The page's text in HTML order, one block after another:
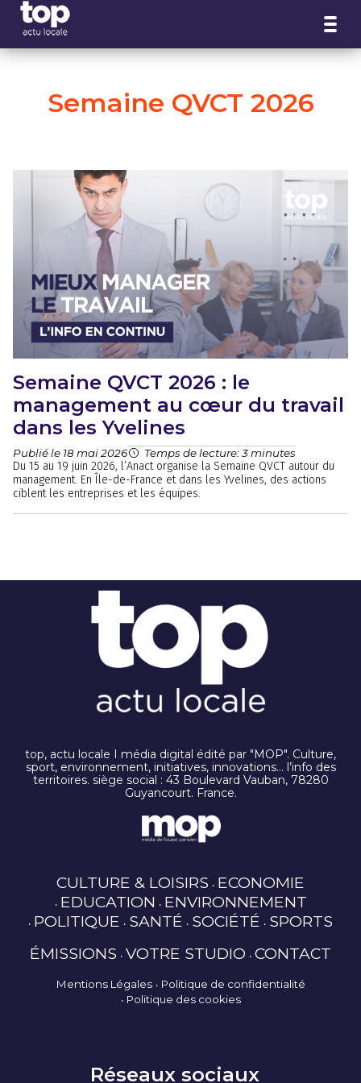
Semaine QVCT 2026
Semaine QVCT 2026 : le
management au cœur du travail
dans les Yvelines
Publié le 18 mai 2026 Temps de lecture: 3 minutes
Du 15 au 19 juin 2026, l’Anact organise la Semaine QVCT autour du
management. En Île-de-France et dans les Yvelines, des actions
ciblent les entreprises et les équipes.
top, actu locale I média digital édité par "MOP". Culture,
sport, environnement, initiatives, innovations… l’info des
territoires. siège social : 43 Boulevard Vauban, 78280
Guyancourt. France.
CULTURE & LOISIRS ECONOMIE
EDUCATION ENVIRONNEMENT
POLITIQUE SANTÉ SOCIÉTÉ SPORTS
ÉMISSIONS VOTRE STUDIO CONTACT
Mentions Légales
Politique de confidentialité
Politique des cookies
Réseaux sociaux
Panneau de gestion des cookies